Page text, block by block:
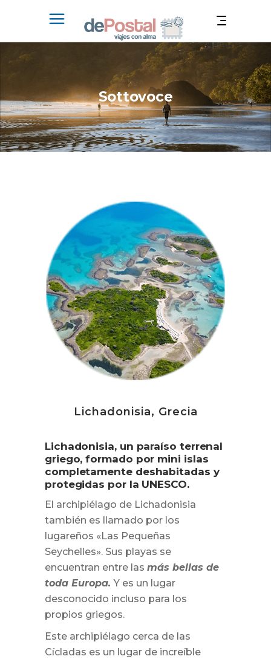
Sottovoce
Lichadonisia, Grecia
Lichadonisia, un paraíso terrenal
griego, formado por mini islas
completamente deshabitadas y
protegidas por la UNESCO.
El archipiélago de Lichadonisia
también es llamado por los
lugareños «Las Pequeñas
Seychelles». Sus playas se
encuentran entre las más bellas de
toda Europa.Y es un lugar
desconocido incluso para los
propios griegos.
Este archipiélago cerca de las
Cícladas es un lugar de increíble